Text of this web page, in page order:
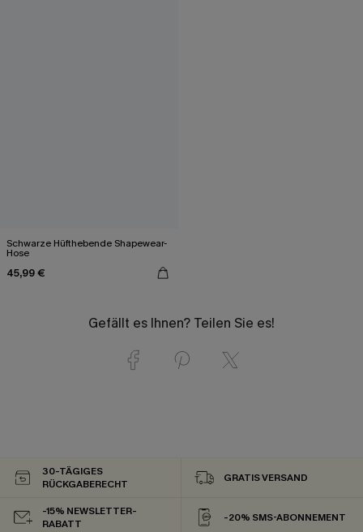
Schwarze Hüfthebende Shapewear-
Hose
45,99 €
Gefällt es Ihnen? Teilen Sie es!
30-TÄGIGES
RÜCKGABERECHT
GRATIS VERSAND
-15% NEWSLETTER-
RABATT
-20% SMS-ABONNEMENT